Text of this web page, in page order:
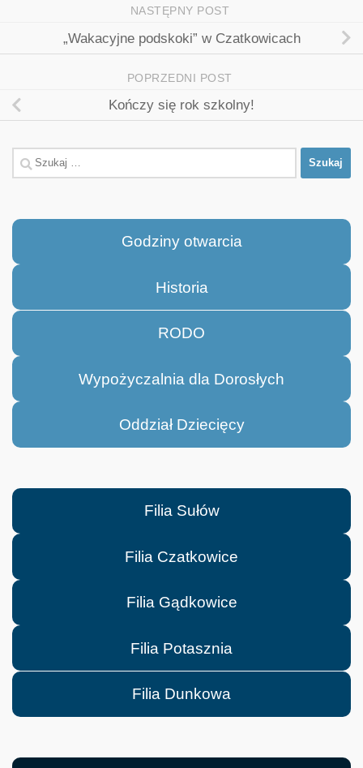
NASTĘPNY POST
„Wakacyjne podskoki” w Czatkowicach
POPRZEDNI POST
Kończy się rok szkolny!
Szukaj:
Godziny otwarcia
Historia
RODO
Wypożyczalnia dla Dorosłych
Oddział Dziecięcy
Filia Sułów
Filia Czatkowice
Filia Gądkowice
Filia Potasznia
Filia Dunkowa